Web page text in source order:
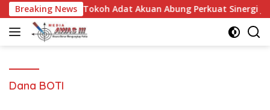
Langsung
ke
konten
Breaking News
Tokoh Adat Akuan Abung Perkuat Sinergi Jaga
Dana BOTI